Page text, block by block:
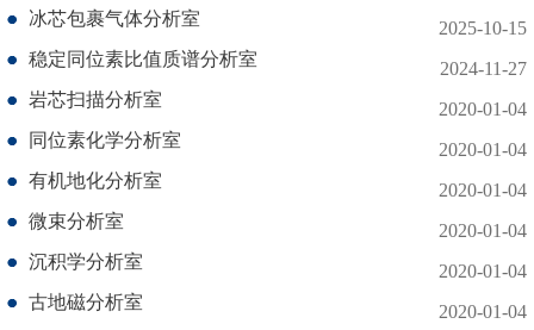
冰芯包裹气体分析室
2025-10-15
稳定同位素比值质谱分析室
2024-11-27
岩芯扫描分析室
2020-01-04
同位素化学分析室
2020-01-04
有机地化分析室
2020-01-04
微束分析室
2020-01-04
沉积学分析室
2020-01-04
古地磁分析室
2020-01-04